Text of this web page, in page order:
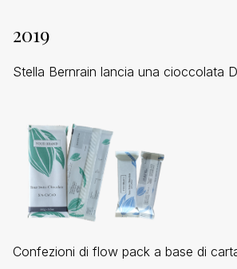
Confezioni di flow pack a base di
2019
Stella Bernrain lancia una cioccolata